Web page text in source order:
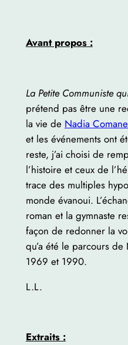
Avant propos :
La Petite Communiste
prétend pas être une
la vie de Nadia
et les événements ont
reste, j’ai choisi de
l’histoire et ceux de
trace des multiples
monde évanoui.
roman et la gymnaste
façon de redonner la
qu’a été le parcours
1969 et 1990.
L.L.
Extraits :